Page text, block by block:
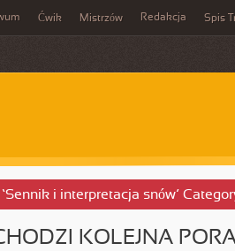
Ćwik Mistrzów Redakcja Spis
i interpretacja snów’
KOLEJNA